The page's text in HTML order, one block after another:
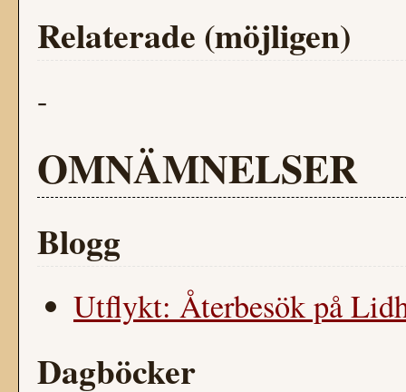
Relaterade (möjligen)
-
OMNÄMNELSER
Blogg
Utflykt: Återbesök på
Dagböcker